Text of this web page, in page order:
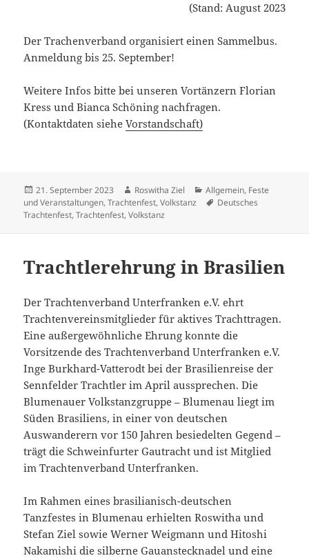
(Stand: August 2023
Der Trachenverband organisiert einen Sammelbus.
Anmeldung bis 25. September!
Weitere Infos bitte bei unseren Vortänzern Florian
Kress und Bianca Schöning nachfragen.
(Kontaktdaten sieheVorstandschaft)
Veröffentlicht
am
21. September 2023 Autor
Roswitha Ziel Kategorien
Allgemein, Feste
und Veranstaltungen,Trachtenfest,Volkstanz Schlagwörter
Deutsches
Trachtenfest,Trachtenfest,Volkstanz
Trachtlerehrung in Brasilien
Der Trachtenverband Unterfranken e.V. ehrt
Trachtenvereinsmitglieder für aktives Trachttragen.
Eine außergewöhnliche Ehrung konnte die
Vorsitzende des Trachtenverband Unterfranken e.V.
Inge Burkhard-Vatterodt bei der Brasilienreise der
Sennfelder Trachtler im April aussprechen. Die
Blumenauer Volkstanzgruppe – Blumenau liegt im
Süden Brasiliens, in einer von deutschen
Auswanderern vor 150 Jahren besiedelten Gegend –
trägt die Schweinfurter Gautracht und ist Mitglied
im Trachtenverband Unterfranken.
Im Rahmen eines brasilianisch-deutschen
Tanzfestes in Blumenau erhielten Roswitha und
Stefan Ziel sowie Werner Weigmann und Hitoshi
Nakamishi die silberne Gauanstecknadel und eine